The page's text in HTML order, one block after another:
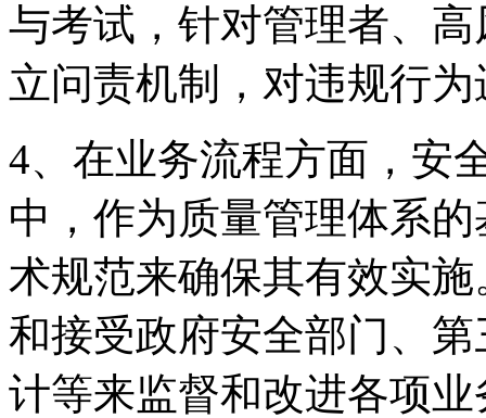
与考试，针对管理者
立问责机制，对违规行
4、在业务流程方面
中，作为质量管理体系
术规范来确保其有效实
和接受政府安全部门
计等来监督和改进各项